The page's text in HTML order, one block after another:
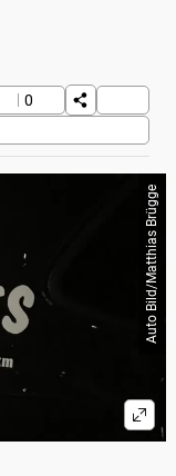
0
Auto Bild/Matthias Brügge